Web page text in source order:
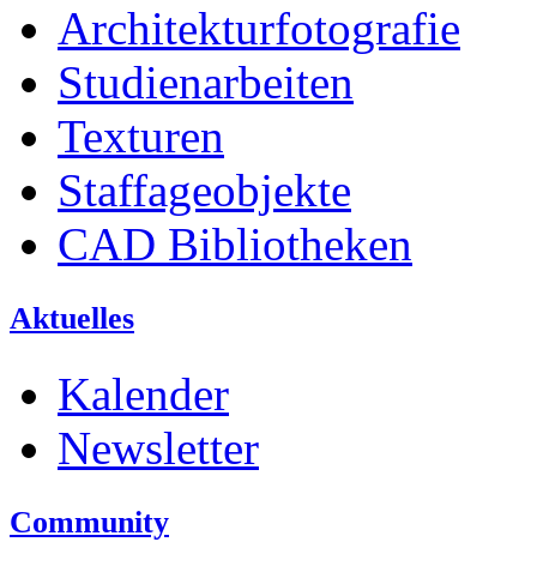
Architekturfotografie
Studienarbeiten
Texturen
Staffageobjekte
CAD Bibliotheken
Aktuelles
Kalender
Newsletter
Community